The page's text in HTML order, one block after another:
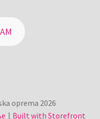
oprema 2026
Built with Storefront